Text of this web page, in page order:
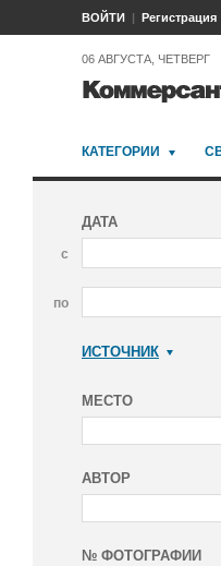
ВОЙТИ Регистрация
06 АВГУСТА, ЧЕТВЕРГ
КАТЕГОРИИ
ДАТА
с
по
ИСТОЧНИК
МЕСТО
АВТОР
№ ФОТОГРАФИИ